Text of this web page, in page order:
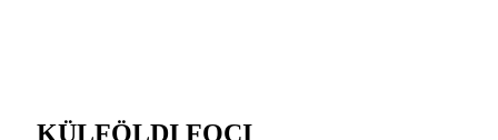
KÜLFÖLDI FOCI